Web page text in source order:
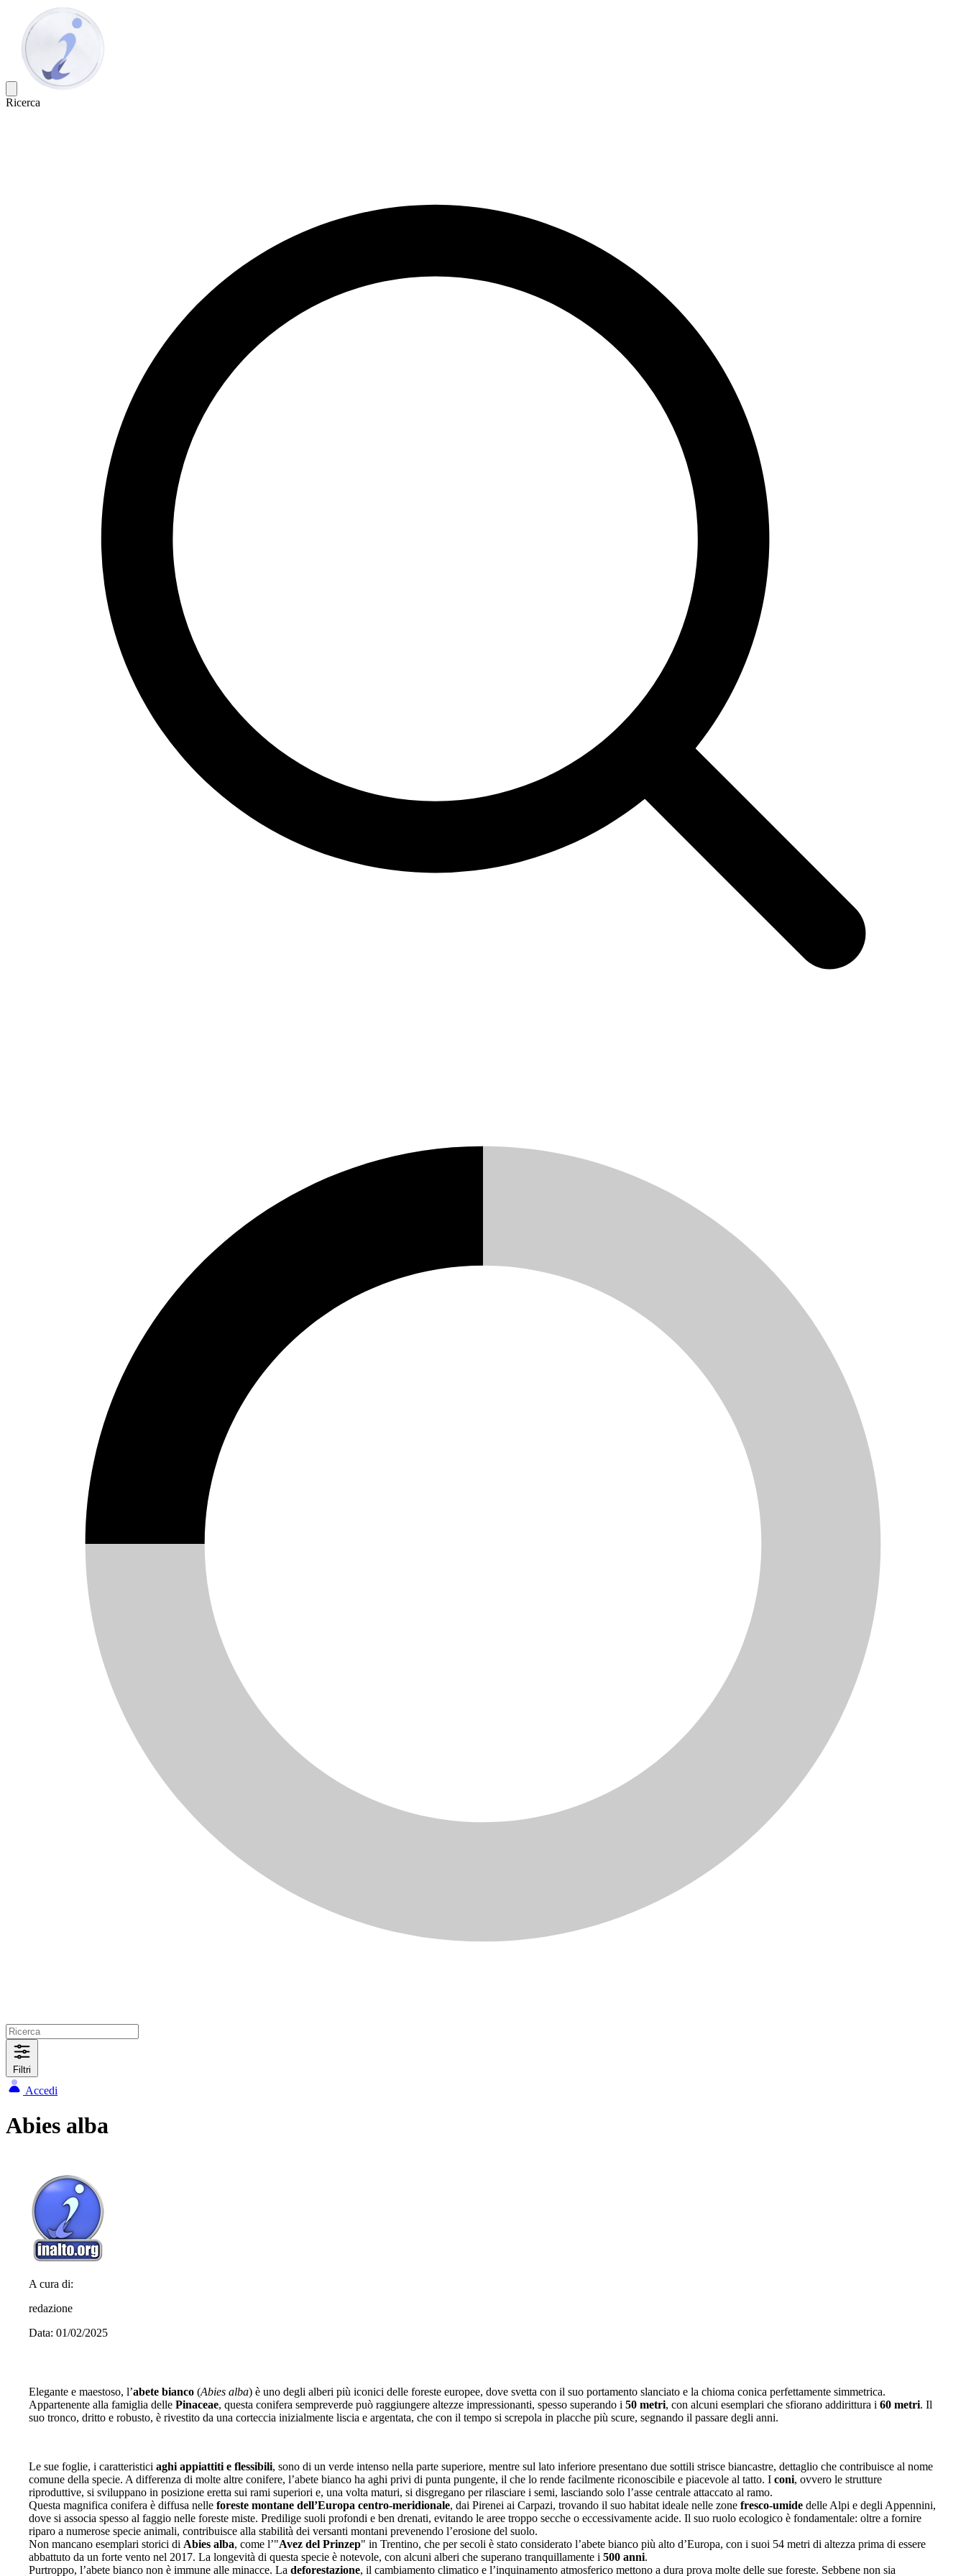
Ricerca
Filtri
Accedi
Abies alba
A cura di:
redazione
Data: 01/02/2025
Elegante e maestoso, l’abete bianco (Abies alba) è uno degli alberi più iconici delle foreste europee, dove svetta con il suo portamento slanciato e la chioma conica perfettamente simmetrica.
Appartenente alla famiglia delle Pinaceae, questa conifera sempreverde può raggiungere altezze impressionanti, spesso superando i 50 metri, con alcuni esemplari che sfiorano addirittura i 60 metri. Il
suo tronco, dritto e robusto, è rivestito da una corteccia inizialmente liscia e argentata, che con il tempo si screpola in placche più scure, segnando il passare degli anni.
Le sue foglie, i caratteristici aghi appiattiti e flessibili, sono di un verde intenso nella parte superiore, mentre sul lato inferiore presentano due sottili strisce biancastre, dettaglio che contribuisce al nome
comune della specie. A differenza di molte altre conifere, l’abete bianco ha aghi privi di punta pungente, il che lo rende facilmente riconoscibile e piacevole al tatto. I coni, ovvero le strutture
riproduttive, si sviluppano in posizione eretta sui rami superiori e, una volta maturi, si disgregano per rilasciare i semi, lasciando solo l’asse centrale attaccato al ramo.
Questa magnifica conifera è diffusa nelle foreste montane dell’Europa centro-meridionale, dai Pirenei ai Carpazi, trovando il suo habitat ideale nelle zone fresco-umide delle Alpi e degli Appennini,
dove si associa spesso al faggio nelle foreste miste. Predilige suoli profondi e ben drenati, evitando le aree troppo secche o eccessivamente acide. Il suo ruolo ecologico è fondamentale: oltre a fornire
riparo a numerose specie animali, contribuisce alla stabilità dei versanti montani prevenendo l’erosione del suolo.
Non mancano esemplari storici di Abies alba, come l’"Avez del Prinzep" in Trentino, che per secoli è stato considerato l’abete bianco più alto d’Europa, con i suoi 54 metri di altezza prima di essere
abbattuto da un forte vento nel 2017. La longevità di questa specie è notevole, con alcuni alberi che superano tranquillamente i 500 anni.
Purtroppo, l’abete bianco non è immune alle minacce. La deforestazione, il cambiamento climatico e l’inquinamento atmosferico mettono a dura prova molte delle sue foreste. Sebbene non sia